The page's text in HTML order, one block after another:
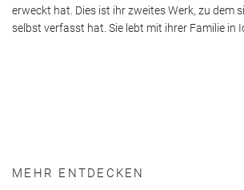
erweckt hat. Dies ist ihr zweites Werk, zu dem
selbst verfasst hat. Sie lebt mit ihrer Familie in
MEHR ENTDECKEN